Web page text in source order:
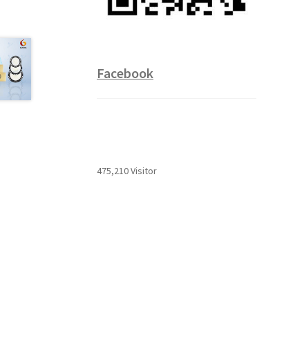
Facebook
475,210 Visitor